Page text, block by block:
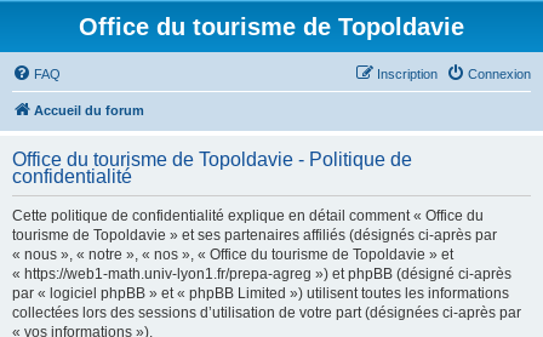
Office du tourisme de Topoldavie
FAQ Connexion
Inscription
Accueil du forum
Office du tourisme de Topoldavie - Politique de
confidentialité
Cette politique de confidentialité explique en détail comment « Office du
tourisme de Topoldavie » et ses partenaires affiliés (désignés ci-après par
« nous », « notre », « nos », « Office du tourisme de Topoldavie » et
« https://web1-math.univ-lyon1.fr/prepa-agreg ») et phpBB (désigné ci-après
par « logiciel phpBB » et « phpBB Limited ») utilisent toutes les informations
collectées lors des sessions d’utilisation de votre part (désignées ci-après par
« vos informations »).